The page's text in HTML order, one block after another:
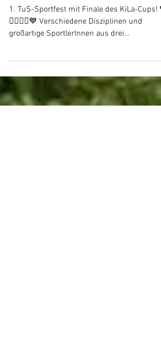
1. TuS-Sportfest mit Finale
des KiLa-Cups
1. TuS-Sportfest mit Finale des KiLa-Cups!
großartige SportlerInnen aus drei
Altersgruppen gehen am kommenden
ab 17 Uhr im Hölzele-Stadion in den